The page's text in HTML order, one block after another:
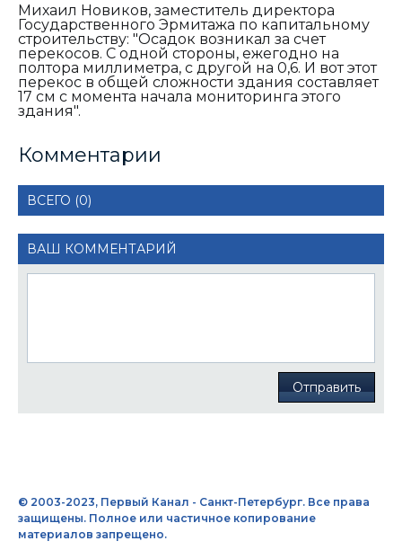
Михаил Новиков, заместитель директора
Государственного Эрмитажа по капитальному
строительству: "Осадок возникал за счет
перекосов. С одной стороны, ежегодно на
полтора миллиметра, с другой на 0,6. И вот этот
перекос в общей сложности здания составляет
17 см с момента начала мониторинга этого
здания".
Комментарии
ВСЕГО (0)
ВАШ КОММЕНТАРИЙ
Отправить
© 2003-2023, Первый Канал - Санкт-Петербург. Все права
защищены. Полное или частичное копирование
материалов запрещено.